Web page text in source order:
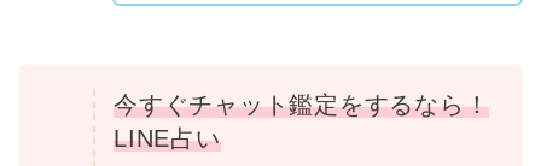
今すぐチャット鑑定をするなら！
LINE占い